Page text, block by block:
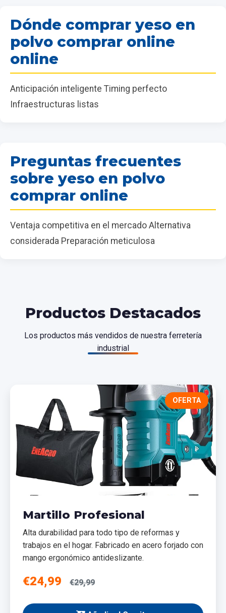
Dónde comprar yeso en
polvo comprar online
online
Anticipación inteligente Timing perfecto
Infraestructuras listas
Preguntas frecuentes
sobre yeso en polvo
comprar online
Ventaja competitiva en el mercado Alternativa
considerada Preparación meticulosa
Productos Destacados
Los productos más vendidos de nuestra ferretería
industrial
OFERTA
Martillo Profesional
Alta durabilidad para todo tipo de reformas y
trabajos en el hogar. Fabricado en acero forjado con
mango ergonómico antideslizante.
€24,99 €29,99